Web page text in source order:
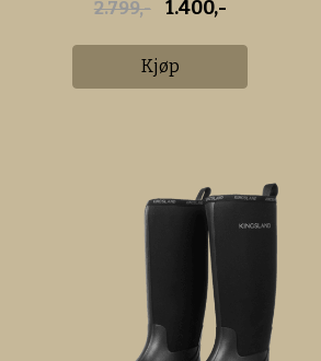
2.799,- 1.400,-
Kjøp